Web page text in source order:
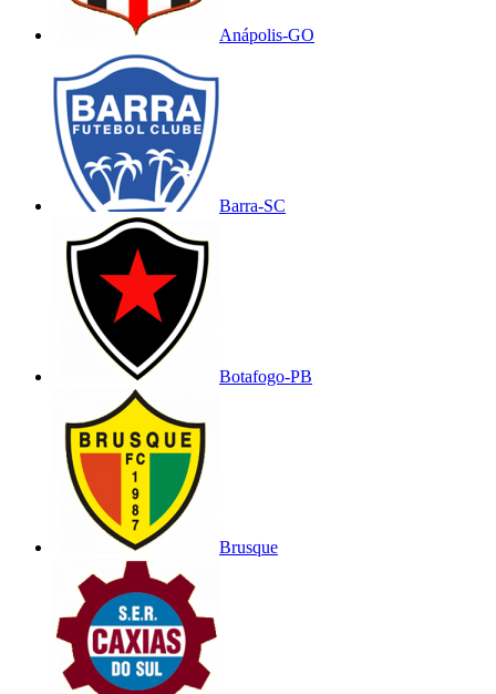
Anápolis-GO
Barra-SC
Botafogo-PB
Brusque